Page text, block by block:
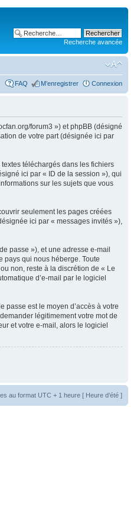
Recherche avancée
FAQ M’enregistrer Connexion
forum3 ») et phpBB (désigné
de votre part (désignée ici par
téléchargés dans les fichiers
ici par « ID de la session »), qui
sur les sujets que vous
seulement les pages créées
ici par « messages invités »),
passe »), et une adresse e-mail
pays qui nous héberge. Toute
non, reste à la discrétion de « Le
d’e-mail par le logiciel
passe est le moyen d’accès à votre
légitimement votre mot de
et votre e-mail, alors le logiciel
au format UTC + 1 heure [ Heure d’été ]